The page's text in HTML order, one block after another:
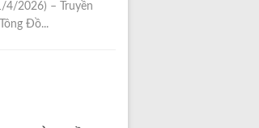
4/2026) – Truyền
Đồ...